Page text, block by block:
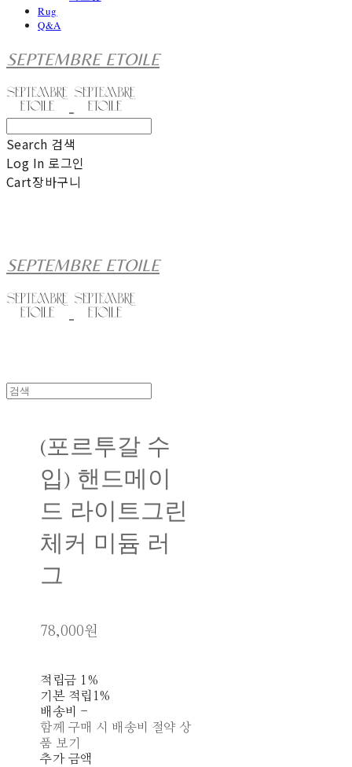
Rug
Q&A
SEPTEMBRE ETOILE
Search 검색
Log In 로그인
Cart장바구니
SEPTEMBRE ETOILE
(포르투갈 수
입) 핸드메이
드 라이트그린
체커 미듐 러
그
78,000원
적립금 1%
기본 적립 1%
배송비 -
함께 구매 시 배송비 절약 상
품 보기
추가 금액